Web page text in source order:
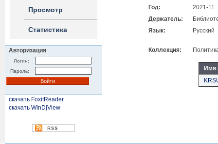
Просмотр
Статистика
Авторизация
Логин:
Пароль:
скачать FoxitReader
скачать WinDjView
Год:
2021-11
Держатель:
Язык:
Русский
Коллекция:
Имя